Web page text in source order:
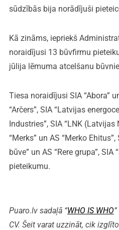
sūdzībās bija norādījuši
Kā zināms, iepriekš
noraidījusi 13 būvfirmu
jūlija lēmuma atcelšanu
Tiesa noraidījusi SIA “Abora”
“Arčers”, SIA “Latvijas
Industries”, SIA “LNK
“Merks” un AS “Merko Ehitus”,
būve” un AS “Rere grupa”, SIA
pieteikumu.
Puaro.lv sadaļā “WHO IS WHO
CV. Šeit varat uzzināt, cik